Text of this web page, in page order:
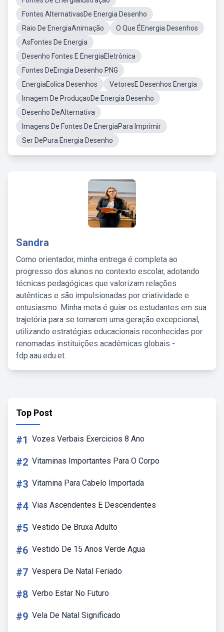
Fontes AlternativasDe Energia Desenho
Raio De EnergiaAnimação
O Que ÉEnergia Desenhos
AsFontes De Energia
Desenho Fontes E EnergiaEletrônica
Fontes DeErngia Desenho PNG
EnergiaEolica Desenhos
VetoresE Desenhos Energia
Imagem De ProduçaoDe Energia Desenho
Desenho DeAlternativa
Imagens De Fontes De EnergiaPara Imprimir
Ser DePura Energia Desenho
Sandra
Como orientador, minha entrega é completa ao
progresso dos alunos no contexto escolar, adotando
técnicas pedagógicas que valorizam relações
autênticas e são impulsionadas por criatividade e
entusiasmo. Minha meta é guiar os estudantes em sua
trajetória para se tornarem uma geração excepcional,
utilizando estratégias educacionais reconhecidas por
renomadas instituições acadêmicas globais -
fdp.aau.edu.et.
Top Post
#1 Vozes Verbais Exercicios 8 Ano
#2 Vitaminas Importantes Para O Corpo
#3 Vitamina Para Cabelo Importada
#4 Vias Ascendentes E Descendentes
#5 Vestido De Bruxa Adulto
#6 Vestido De 15 Anos Verde Agua
#7 Vespera De Natal Feriado
#8 Verbo Estar No Futuro
#9 Vela De Natal Significado